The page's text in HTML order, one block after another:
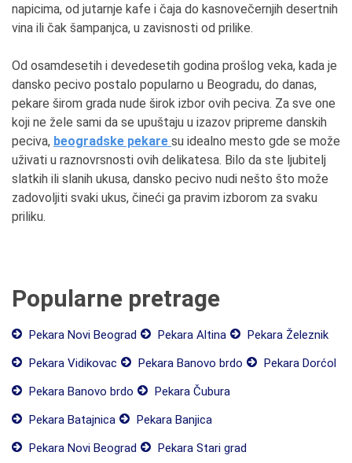
napicima, od jutarnje kafe i čaja do kasnovečernjih desertnih
vina ili čak šampanjca, u zavisnosti od prilike.
Od osamdesetih i devedesetih godina prošlog veka, kada je
dansko pecivo postalo popularno u Beogradu, do danas,
pekare širom grada nude širok izbor ovih peciva. Za sve one
koji ne žele sami da se upuštaju u izazov pripreme danskih
peciva, beogradske pekare su idealno mesto gde se može
uživati u raznovrsnosti ovih delikatesa. Bilo da ste ljubitelj
slatkih ili slanih ukusa, dansko pecivo nudi nešto što može
zadovoljiti svaki ukus, čineći ga pravim izborom za svaku
priliku.
Popularne pretrage
Pekara Novi Beograd Pekara Altina
Pekara Železnik
Pekara Vidikovac
Pekara Banovo brdo
Pekara Dorćol
Pekara Banovo brdo
Pekara Čubura
Pekara Batajnica
Pekara Banjica
Pekara Novi Beograd
Pekara Stari grad